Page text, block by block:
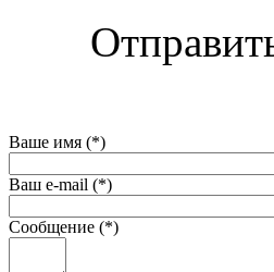
Ваше имя (*)
Ваш e-mail (*)
Сообщение (*)